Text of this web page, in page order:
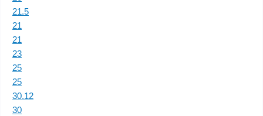
21.5
21
21
23
25
25
30.12
30